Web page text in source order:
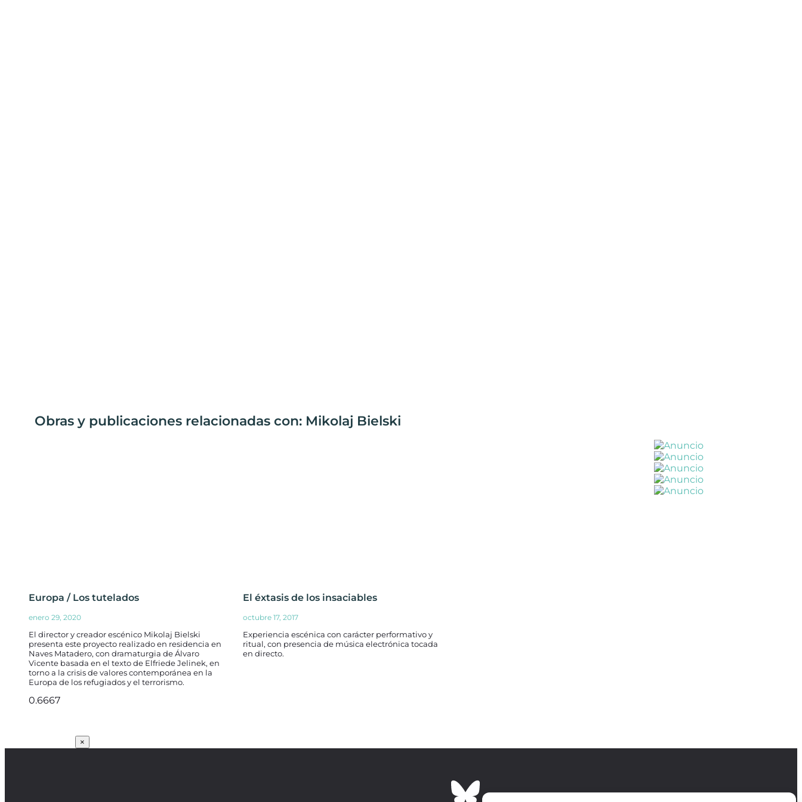
Obras y publicaciones relacionadas con: Mikolaj Bielski
Europa / Los tutelados
enero 29, 2020
El director y creador escénico Mikolaj Bielski
presenta este proyecto realizado en residencia en
Naves Matadero, con dramaturgia de Álvaro
Vicente basada en el texto de Elfriede Jelinek, en
torno a la crisis de valores contemporánea en la
Europa de los refugiados y el terrorismo.
El éxtasis de los insaciables
octubre 17, 2017
Experiencia escénica con carácter performativo y
ritual, con presencia de música electrónica tocada
en directo.
×